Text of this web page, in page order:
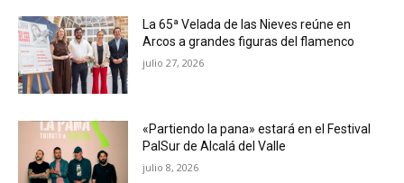
La 65ª Velada de las Nieves reúne en
Arcos a grandes figuras del flamenco
julio 27, 2026
«Partiendo la pana» estará en el Festival
PalSur de Alcalá del Valle
julio 8, 2026